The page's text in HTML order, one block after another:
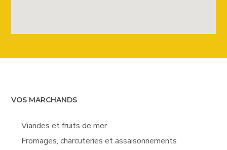
VOS MARCHANDS
Viandes et fruits de mer
Fromages, charcuteries et assaisonnements